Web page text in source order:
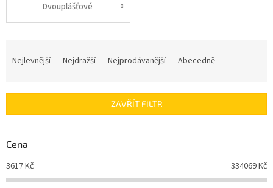
Dvouplášťové
í
r
o
d
u
Nejlevnější Nejdražší Nejprodávanější Abecedně
ZAVŘÍT FILTR
Cena
3617Kč 334069Kč